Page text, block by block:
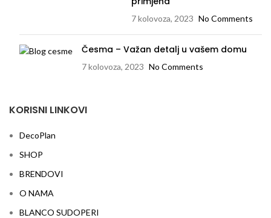
7 kolovoza, 2023 No Comments
Česma – Važan detalj u vašem domu
7 kolovoza, 2023 No Comments
KORISNI LINKOVI
DecoPlan
SHOP
BRENDOVI
O NAMA
BLANCO SUDOPERI